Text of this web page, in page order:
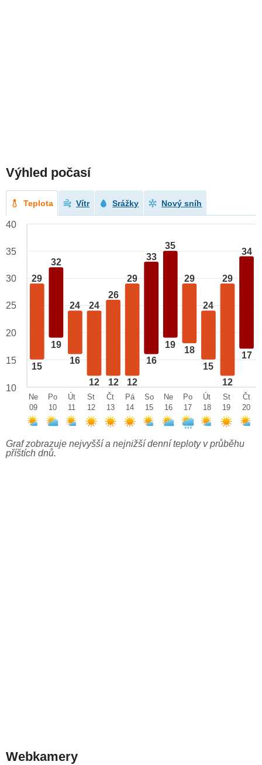
Výhled počasí
Teplota Vítr Srážky Nový sníh
29
15
32
19
24
16
24
12
26
12
29
12
33
16
35
19
29
18
24
15
29
12
34
17
40
35
30
25
20
15
10
Ne
09
Po
10
Út
11
St
12
Čt
13
Pá
14
So
15
Ne
16
Po
17
Út
18
St
19
Čt
20
Graf zobrazuje nejvyšší a nejnižší denní teploty v průběhu
příštích dnů.
Webkamery